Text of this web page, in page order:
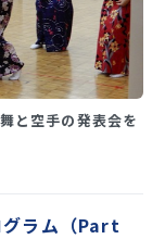
と空手の発表会を
グラム（Part